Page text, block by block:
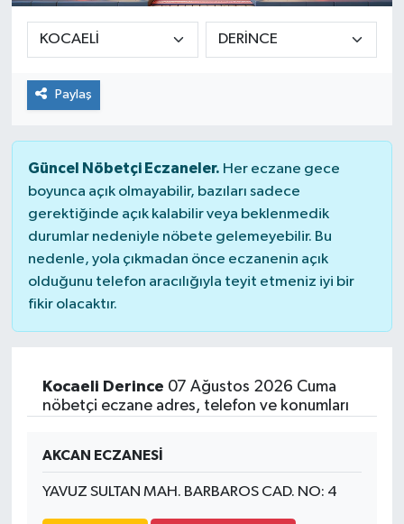
Paylaş
Güncel Nöbetçi Eczaneler. Her eczane gece
boyunca açık olmayabilir, bazıları sadece
gerektiğinde açık kalabilir veya beklenmedik
durumlar nedeniyle nöbete gelemeyebilir. Bu
nedenle, yola çıkmadan önce eczanenin açık
olduğunu telefon aracılığıyla teyit etmeniz iyi bir
fikir olacaktır.
Kocaeli Derince 07 Ağustos 2026 Cuma
nöbetçi eczane adres, telefon ve konumları
AKCAN ECZANESİ
YAVUZ SULTAN MAH. BARBAROS CAD. NO: 4